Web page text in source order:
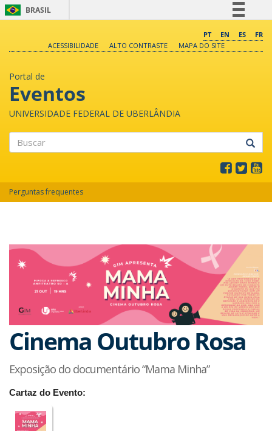
BRASIL
Comunica BR
PT EN ES
FR
ACESSIBILIDADE
ALTO CONTRASTE MAPA DO SITE
Portal de
Eventos
UNIVERSIDADE FEDERAL DE UBERLÂNDIA
Perguntas frequentes
Cinema Outubro Rosa
Exposição do documentário “Mama Minha”
Cartaz do Evento: